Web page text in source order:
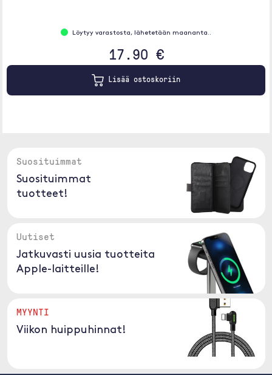
Löytyy varastosta, lähetetään maananta..
17.90 €
Lisää ostoskoriin
Suosituimmat
Suosituimmat
tuotteet!
Uutiset
Jatkuvasti uusia tuotteita
Apple-laitteille!
MYYNTI
Viikon huippuhinnat!